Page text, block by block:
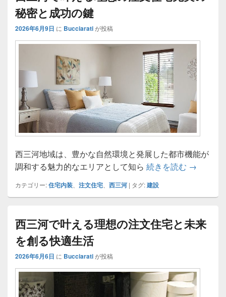
秘密と成功の鍵
2026年6月9日 に Bucciaratiが投稿
西三河地域は、豊かな自然環境と発展した都市機能が
調和する魅力的なエリアとして知ら 続きを読む 西三河で
→
カテゴリー:住宅内装 注文住宅 西三河 | タグ:建設
西三河で叶える理想の注文住宅と未来
を創る快適生活
2026年6月6日 に Bucciaratiが投稿